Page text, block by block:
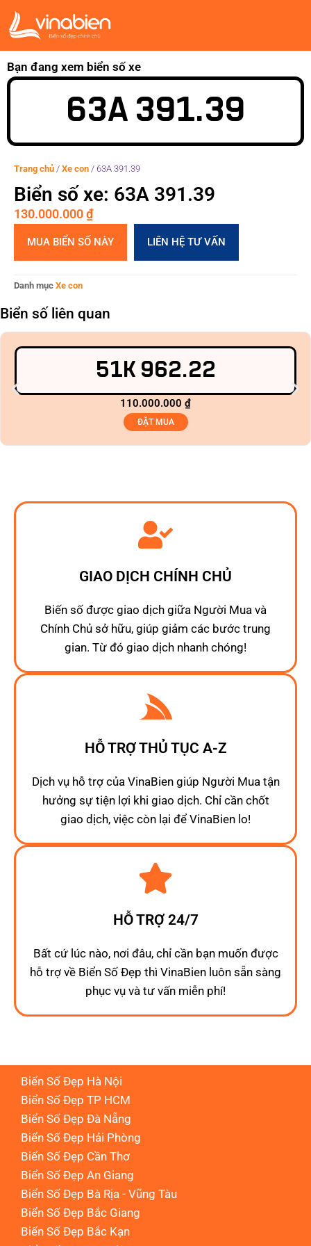
Bạn đang xem biển số xe
63A 391.39
Trang chủ / Xe con / 63A 391.39
Biển số xe: 63A 391.39
130.000.000₫
MUA BIỂN SỐ NÀY LIÊN HỆ TƯ VẤN
Danh mục Xe con
Biển số liên quan
51K 962.22
110.000.000 ₫
ĐẶT MUA
GIAO DỊCH CHÍNH CHỦ
Biến số được giao dịch giữa Người Mua và
Chính Chủ sở hữu, giúp giảm các bước trung
gian. Từ đó giao dịch nhanh chóng!
HỖ TRỢ THỦ TỤC A-Z
Dịch vụ hỗ trợ của VinaBien giúp Người Mua tận
hưởng sự tiện lợi khi giao dịch. Chỉ cần chốt
giao dịch, việc còn lại để VinaBien lo!
HỖ TRỢ 24/7
Bất cứ lúc nào, nơi đâu, chỉ cần bạn muốn được
hỗ trợ về Biển Số Đẹp thì VinaBien luôn sẵn sàng
phục vụ và tư vấn miễn phí!
Biển Số Đẹp Hà Nội
Biển Số Đẹp TP HCM
Biển Số Đẹp Đà Nẵng
Biển Số Đẹp Hải Phòng
Biển Số Đẹp Cần Thơ
Biển Số Đẹp An Giang
Biển Số Đẹp Bà Rịa - Vũng Tàu
Biển Số Đẹp Bắc Giang
Biển Số Đẹp Bắc Kạn